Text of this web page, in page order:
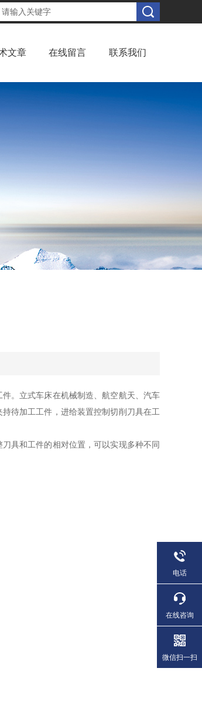
文章 在线留言 联系我们
。立式车床在机械制造、航空航天、汽车
待加工工件，进给装置控制切削刀具在工
具和工件的相对位置，可以实现多种不同
电话
在线咨询
微信扫一扫